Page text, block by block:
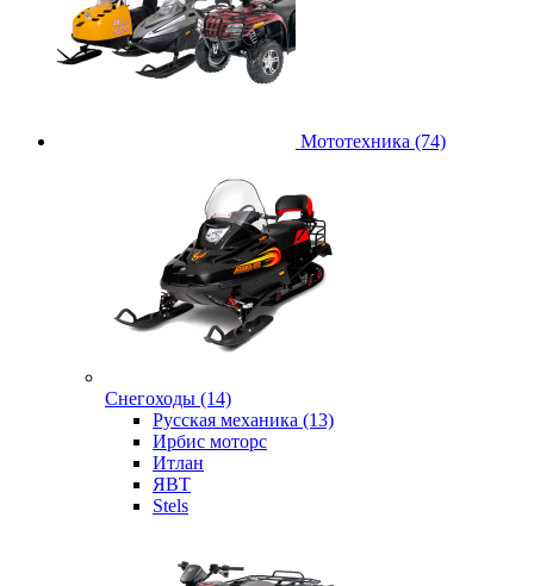
Мототехника (74)
Снегоходы (14)
Русская механика (13)
Ирбис моторс
Итлан
ЯВТ
Stels